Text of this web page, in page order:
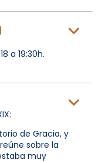
a 19:30h.
de Gracia, y
sobre la
muy